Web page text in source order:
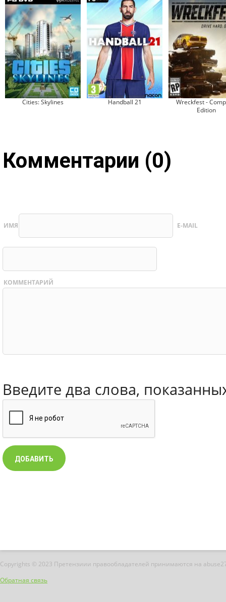
Cities: Skylines Handball 21
Wreckfest -
Edition
Комментарии (0)
ИМЯ E-MAIL
КОММЕНТАРИЙ
Введите два слова,
Copyrights © 2023 Претензиии правообладателей принимаются на
Обратная связь